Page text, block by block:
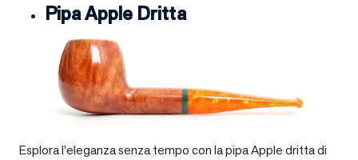
Pipa Apple Dritta
Esplora l’eleganza senza tempo con la pipa Apple dritta di